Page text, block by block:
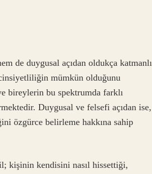
de duygusal açıdan oldukça katmanlı
mümkün olduğunu
bireylerin bu spektrumda farklı
Duygusal ve felsefi açıdan ise,
özgürce belirleme hakkına sahip
kişinin kendisini nasıl hissettiği,